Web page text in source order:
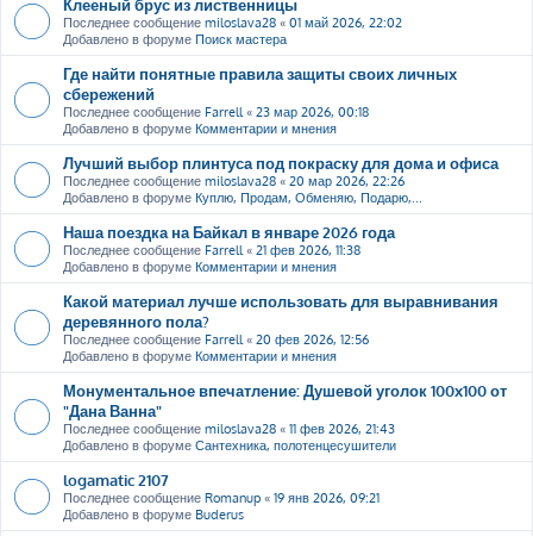
Последнее сообщение miloslava28 « 01 май 2026, 22:02
Добавлено в форуме Поиск мастера
Где найти понятные правила защиты своих личных
сбережений
Последнее сообщение Farrell « 23 мар 2026, 00:18
Добавлено в форуме Комментарии и мнения
Лучший выбор плинтуса под покраску для дома и офиса
Последнее сообщение miloslava28 « 20 мар 2026, 22:26
Добавлено в форуме Куплю, Продам, Обменяю, Подарю,...
Наша поездка на Байкал в январе 2026 года
Последнее сообщение Farrell « 21 фев 2026, 11:38
Добавлено в форуме Комментарии и мнения
Какой материал лучше использовать для выравнивания
деревянного пола?
Последнее сообщение Farrell « 20 фев 2026, 12:56
Добавлено в форуме Комментарии и мнения
Монументальное впечатление: Душевой уголок 100х100 от
"Дана Ванна"
Последнее сообщение miloslava28 « 11 фев 2026, 21:43
Добавлено в форуме Сантехника, полотенцесушители
logamatic 2107
Последнее сообщение Romanup « 19 янв 2026, 09:21
Добавлено в форуме Buderus